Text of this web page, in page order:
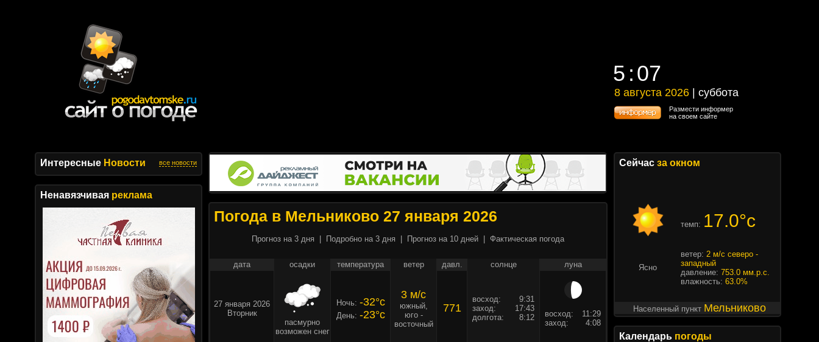
5 07
5 07
8 августа 2026 | суббота
8 августа 2026 | суббота
Размести информер
на своем сайте
Интересные Новости все новости
Ненавязчивая реклама
Погода в Мельниково 27 января 2026
Прогноз на 3 дня Подробно на 3 дня Прогноз на 10 дней Фактическая погода
дата осадки температура ветер давл. солнце луна
27 января 2026
Вторник
пасмурно
возможен снег
Ночь: -32°c
День: -23°c
3 м/c
южный,
юго -
восточный
771
восход:
9:31
заход:
17:43
долгота:
8:12 восход:
11:29
заход:
4:08
Сейчас за окном
темп: 17.0°c
Ясно
ветер: 2 м/с северо -
западный
давление: 753.0 мм.р.с.
влажность: 63.0%
Населенный пункт Мельниково
Календарь погоды